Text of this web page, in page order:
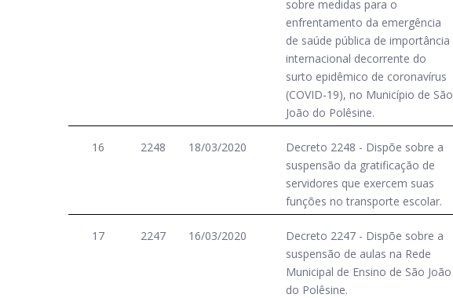
sobre medidas para o
enfrentamento da emergência
de saúde pública de importância
internacional decorrente do
surto epidêmico de coronavírus
(COVID-19), no Município de São
João do Polêsine.
16 2248 18/03/2020
Decreto 2248 - Dispõe sobre a
suspensão da gratificação de
servidores que exercem suas
funções no transporte escolar.
17 2247 16/03/2020
Decreto 2247 - Dispõe sobre a
suspensão de aulas na Rede
Municipal de Ensino de São João
do Polêsine.